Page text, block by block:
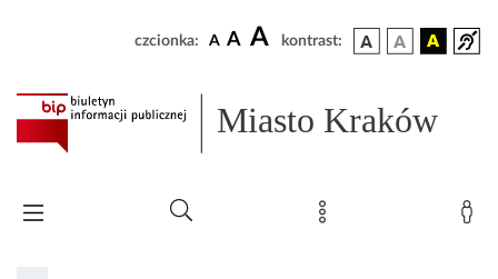
czcionka: A A A kontrast:
Miasto Kraków